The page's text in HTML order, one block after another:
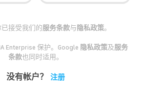
接受我们的服务条款与隐私政策。
Enterprise 保护。Google 隐私政策及服务
条款也同时适用。
没有帐户？ 注册